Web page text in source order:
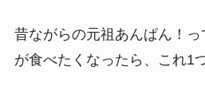
昔ながらの元祖あんぱん！
が食べたくなったら、これ1